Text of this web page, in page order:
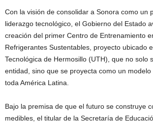
Con la visión de consolidar a Sonora como un
liderazgo tecnológico, el Gobierno del Estado
creación del primer Centro de Entrenamiento
Refrigerantes Sustentables, proyecto ubicado
Tecnológica de Hermosillo (UTH), que no solo
entidad, sino que se proyecta como un
toda América Latina.
Bajo la premisa de que el futuro se construye
medibles, el titular de la Secretaría de